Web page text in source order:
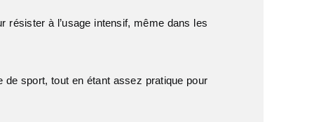
à l’usage intensif, même dans les
sport, tout en étant assez pratique pour